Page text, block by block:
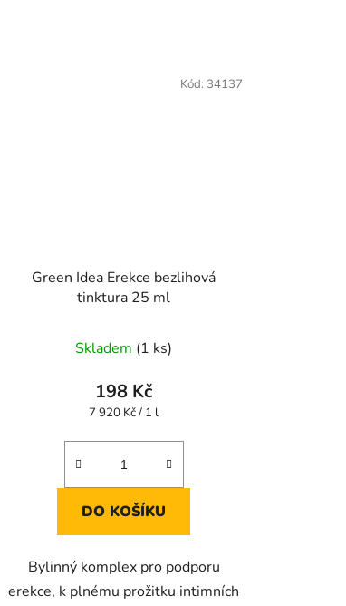
Green Idea Erekce bezlihová
tinktura 25 ml
Skladem (1 ks)
198 Kč
Měrná
7 920 Kč / 1 l
DO KOŠÍKU
Bylinný komplex pro podporu
erekce, k plnému prožitku intimních
Kód: 34137